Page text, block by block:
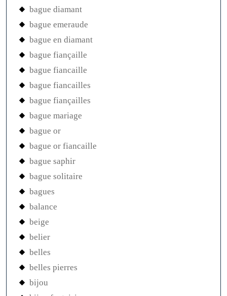
bague diamant
bague emeraude
bague en diamant
bague fiançaille
bague fiancaille
bague fiancailles
bague fiançailles
bague mariage
bague or
bague or fiancaille
bague saphir
bague solitaire
bagues
balance
beige
belier
belles
belles pierres
bijou